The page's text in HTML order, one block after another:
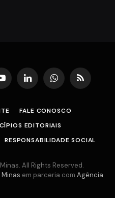
YouTubeLinkedInWhatsAppRSS
FALE CONOSCO
EDITORIAIS
RESPONSABILIDADE SOCIAL
All Rights Reserved.
em parceria com Agência